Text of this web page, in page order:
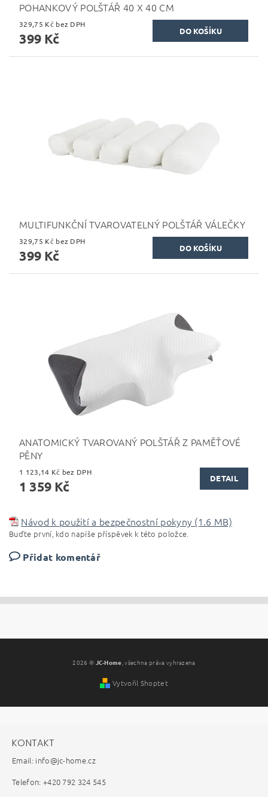
POHANKOVÝ POLŠTÁŘ 40 X 40 CM
329,75 Kč bez DPH
399 Kč
MULTIFUNKČNÍ TVAROVATELNÝ POLŠTÁŘ VÁLEČKY
329,75 Kč bez DPH
399 Kč
ANATOMICKÝ TVAROVANÝ POLŠTÁŘ Z PAMĚŤOVÉ
PĚNY
1 123,14 Kč bez DPH
1 359 Kč DETAIL
Návod k použití a bezpečnostní pokyny (1.6 MB)
Buďte první, kdo napíše příspěvek k této položce.
Přidat komentář
2026 © JC-Home , všechna práva vyhrazena
Vytvořil Shoptet
KONTAKT
Email: info@jc-home.cz
Telefon: +420 792 324 545